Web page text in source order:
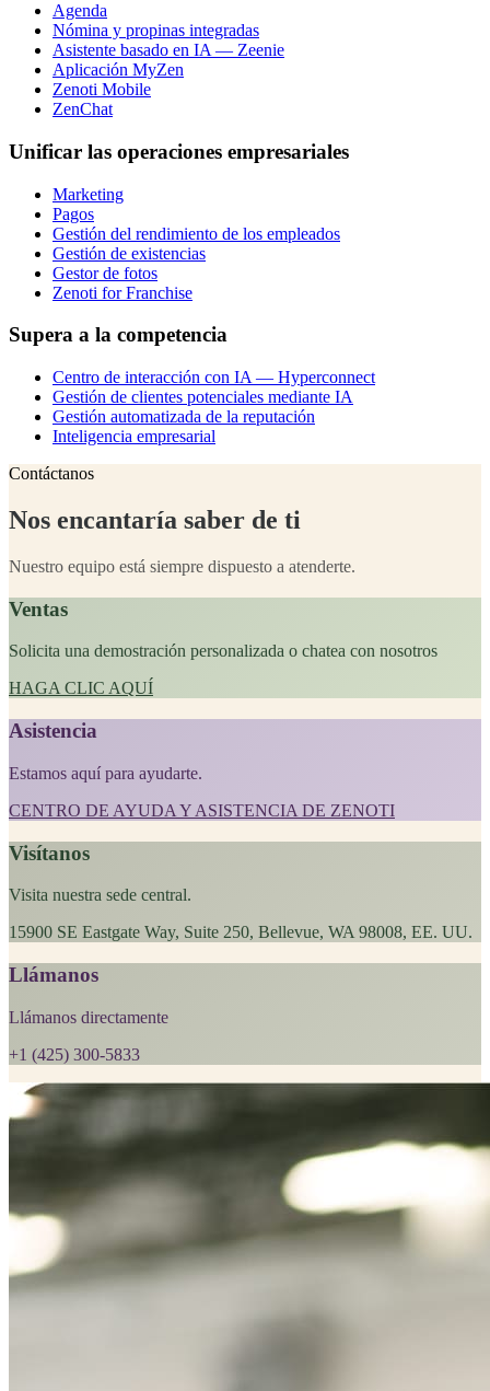
Agenda
Nómina y propinas integradas
Asistente basado en IA — Zeenie
Aplicación MyZen
Zenoti Mobile
ZenChat
Unificar las operaciones empresariales
Marketing
Pagos
Gestión del rendimiento de los empleados
Gestión de existencias
Gestor de fotos
Zenoti for Franchise
Supera a la competencia
Centro de interacción con IA — Hyperconnect
Gestión de clientes potenciales mediante IA
Gestión automatizada de la reputación
Inteligencia empresarial
Contáctanos
Nos encantaría saber de ti
Nuestro equipo está siempre dispuesto a atenderte.
Ventas
Solicita una demostración personalizada o chatea con nosotros
HAGA CLIC AQUÍ
Asistencia
Estamos aquí para ayudarte.
CENTRO DE AYUDA Y ASISTENCIA DE ZENOTI
Visítanos
Visita nuestra sede central.
15900 SE Eastgate Way, Suite 250, Bellevue, WA 98008, EE. UU.
Llámanos
Llámanos directamente
+1 (425) 300-5833